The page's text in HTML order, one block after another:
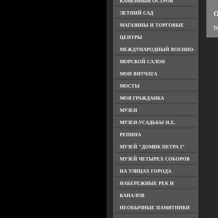
ЛЕТНИЙ САД
МАГАЗИНЫ И ТОРГОВЫЕ
ЦЕНТРЫ
МЕЖДУНАРОДНЫЙ ВОЕННО-
МОРСКОЙ САЛОН
МОИ ВНУЧАТА
МОСТЫ
МОЯ ГРАЖДАНКА
МУЗЕИ
МУЗЕИ-УСАДЬБЫ И.Е.
РЕПИНА
МУЗЕЙ "ДОМИК ПЕТРА I"
МУЗЕЙ ЧЕТЫРЕХ СОБОРОВ
НА УЛИЦАХ ГОРОДА
НАБЕРЕЖНЫЕ РЕК И
КАНАЛОВ
НЕОБЫЧНЫЕ ПАМЯТНИКИ